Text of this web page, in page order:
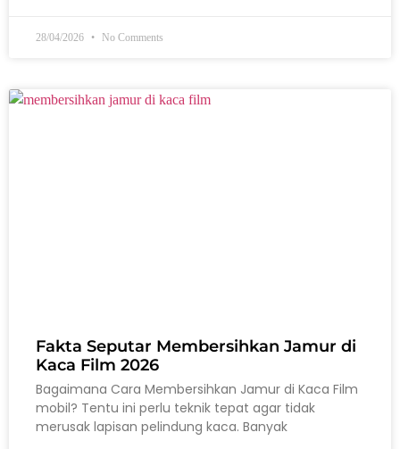
28/04/2026 No Comments
Fakta Seputar Membersihkan Jamur di
Kaca Film 2026
Bagaimana Cara Membersihkan Jamur di Kaca Film
mobil? Tentu ini perlu teknik tepat agar tidak
merusak lapisan pelindung kaca. Banyak